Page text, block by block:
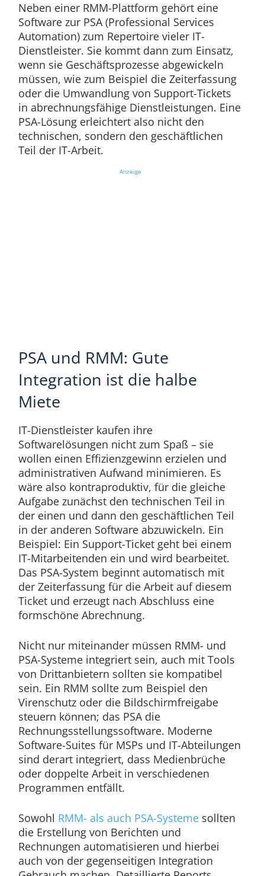
Neben einer RMM-Plattform gehört eine
Software zur PSA (Professional Services
Automation) zum Repertoire vieler IT-
Dienstleister. Sie kommt dann zum Einsatz,
wenn sie Geschäftsprozesse abgewickeln
müssen, wie zum Beispiel die Zeiterfassung
oder die Umwandlung von Support-Tickets
in abrechnungsfähige Dienstleistungen. Eine
PSA-Lösung erleichtert also nicht den
technischen, sondern den geschäftlichen
Teil der IT-Arbeit.
Anzeige
PSA und RMM: Gute
Integration ist die halbe
Miete
IT-Dienstleister kaufen ihre
Softwarelösungen nicht zum Spaß – sie
wollen einen Effizienzgewinn erzielen und
administrativen Aufwand minimieren. Es
wäre also kontraproduktiv, für die gleiche
Aufgabe zunächst den technischen Teil in
der einen und dann den geschäftlichen Teil
in der anderen Software abzuwickeln. Ein
Beispiel: Ein Support-Ticket geht bei einem
IT-Mitarbeitenden ein und wird bearbeitet.
Das PSA-System beginnt automatisch mit
der Zeiterfassung für die Arbeit auf diesem
Ticket und erzeugt nach Abschluss eine
formschöne Abrechnung.
Nicht nur miteinander müssen RMM- und
PSA-Systeme integriert sein, auch mit Tools
von Drittanbietern sollten sie kompatibel
sein. Ein RMM sollte zum Beispiel den
Virenschutz oder die Bildschirmfreigabe
steuern können; das PSA die
Rechnungsstellungssoftware. Moderne
Software-Suites für MSPs und IT-Abteilungen
sind derart integriert, dass Medienbrüche
oder doppelte Arbeit in verschiedenen
Programmen entfällt.
Sowohl RMM- als auch PSA-Systemesollten
die Erstellung von Berichten und
Rechnungen automatisieren und hierbei
auch von der gegenseitigen Integration